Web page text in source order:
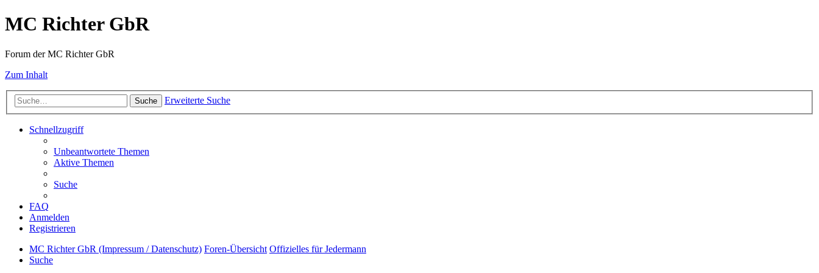
MC Richter GbR
Forum der MC Richter GbR
Zum Inhalt
Suche Erweiterte Suche
Schnellzugriff
Unbeantwortete Themen
Aktive Themen
Suche
FAQ
Anmelden
Registrieren
MC Richter GbR (Impressum / Datenschutz) Foren-Übersicht Offizielles für Jedermann
Suche